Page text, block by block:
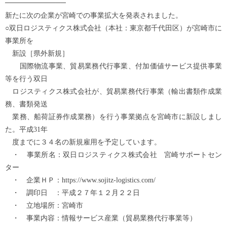
────────────
新たに次の企業が宮崎での事業拡大を発表されました。
○双日ロジスティクス株式会社（本社：東京都千代田区）が宮崎市に
事業所を
新設［県外新規］
国際物流事業、貿易業務代行事業、付加価値サービス提供事業
等を行う双日
ロジスティクス株式会社が、貿易業務代行事業（輸出書類作成業
務、書類発送
業務、船荷証券作成業務）を行う事業拠点を宮崎市に新設しまし
た。平成31年
度までに３４名の新規雇用を予定しています。
・ 事業所名：双日ロジスティクス株式会社 宮崎サポートセン
ター
・ 企業ＨＰ：https://www.sojitz-logistics.com/
・ 調印日 ：平成２７年１２月２２日
・ 立地場所：宮崎市
・ 事業内容：情報サービス産業（貿易業務代行事業等）